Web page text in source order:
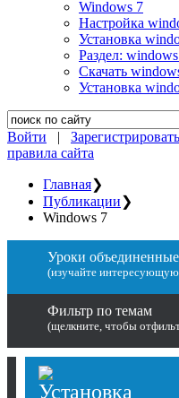
Windows 7
Настройка
Установка
Раздел:
Скачать
Установка
Войти |
правила сайта
Главная❯
Публикации❯
Windows 7
Уроки
(изучайте
Фильтр по темам
(щелкните, чтобы